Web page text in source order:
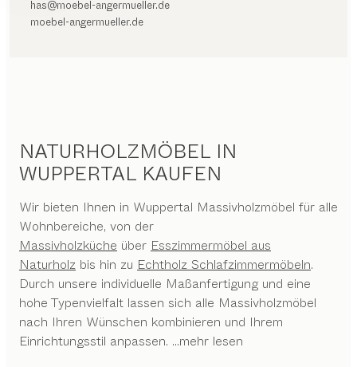
has@moebel-angermueller.de
moebel-angermueller.de
NATURHOLZMÖBEL IN
WUPPERTAL KAUFEN
Wir bieten Ihnen in Wuppertal Massivholzmöbel für alle
Wohnbereiche, von der
Massivholzküche über Esszimmermöbel aus
Naturholz bis hin zu Echtholz Schlafzimmermöbeln.
Durch unsere individuelle Maßanfertigung und eine
hohe Typenvielfalt lassen sich alle Massivholzmöbel
nach Ihren Wünschen kombinieren und Ihrem
Einrichtungsstil anpassen. ...mehr lesen